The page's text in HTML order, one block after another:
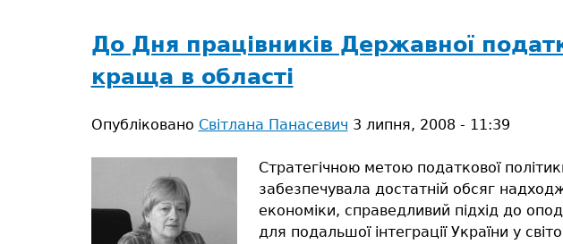
До Дня працівників Державної
краща в області
Опубліковано Світлана Панасевич 3 липня, 2008 - 11:39
Стратегічною метою податкової
забезпечувала достатній обсяг
економіки, справедливий підхід до
для подальшої інтеграції України у